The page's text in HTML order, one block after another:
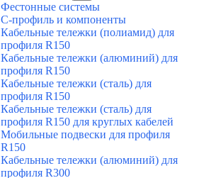
Фестонные системы
С-профиль и компоненты
Кабельные тележки (полиамид) для
профиля R150
Кабельные тележки (алюминий) для
профиля R150
Кабельные тележки (сталь) для
профиля R150
Кабельные тележки (сталь) для
профиля R150 для круглых кабелей
Мобильные подвески для профиля
R150
Кабельные тележки (алюминий) для
профиля R300